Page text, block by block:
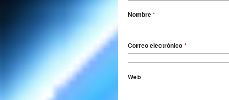
Nombre*
Correo electrónico*
Web